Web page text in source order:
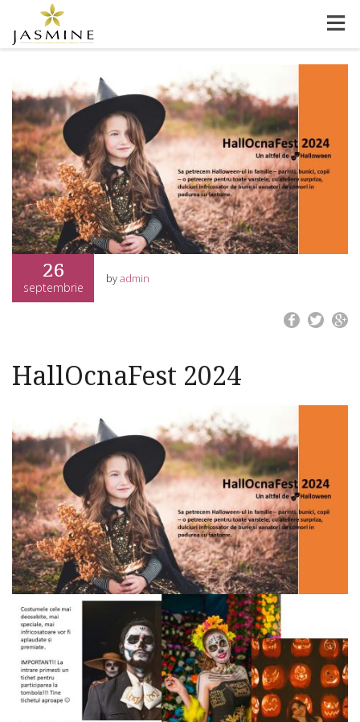
rezervari@ocnasibiului.com.ro Search
English
German
Italian
26
septembrie
byadmin
HallOcnaFest 2024